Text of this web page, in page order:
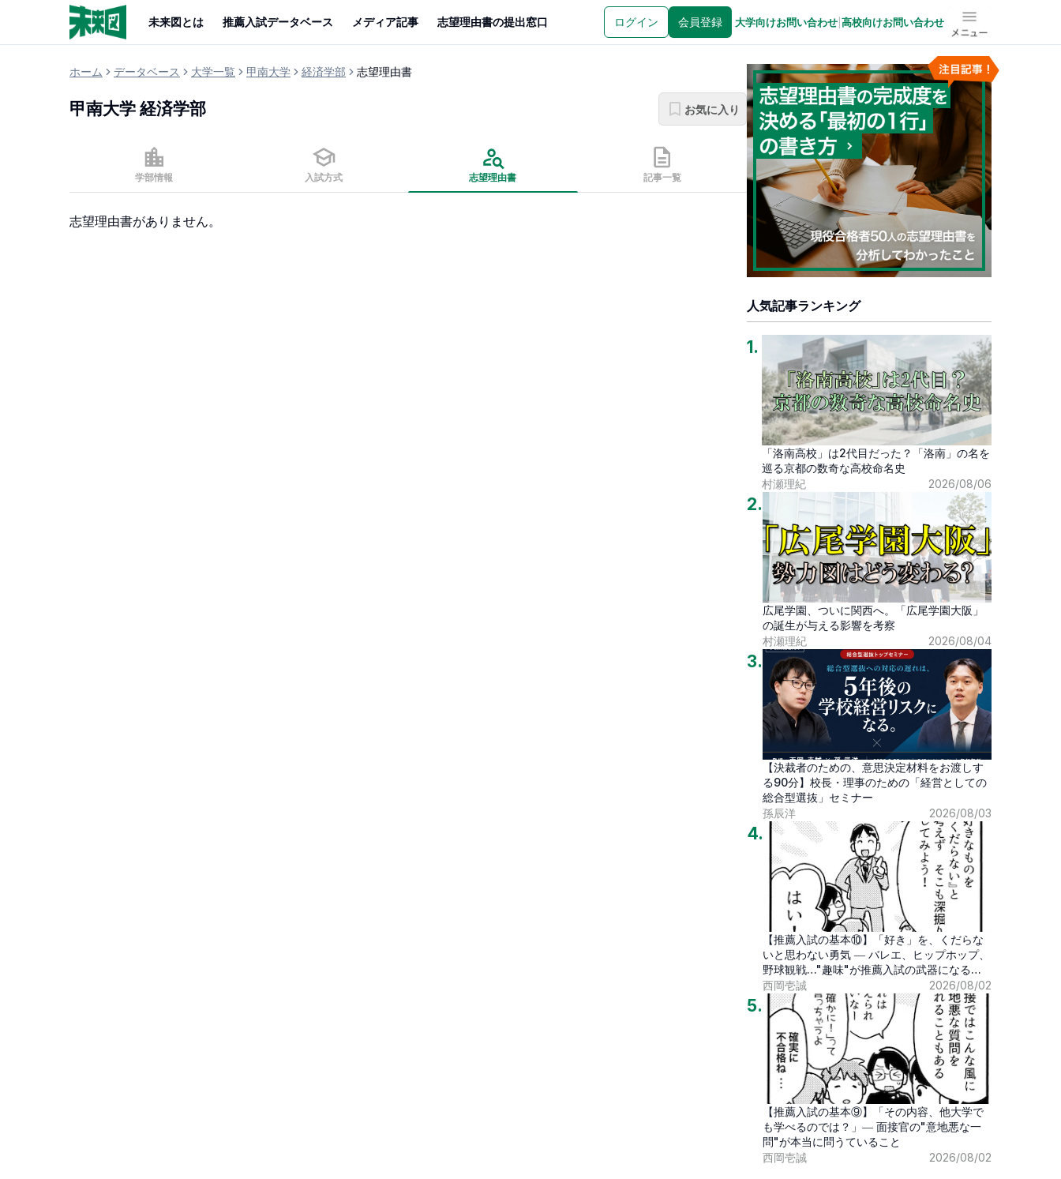
未来図とは 推薦入試データベース メディア記事 志望理由書の提出窓口 ログイン 会員登録 大学向けお問い合わせ 高校向けお問い合わせ メニュー
ホーム データベース 大学一覧 甲南大学 経済学部 志望理由書
甲南大学 経済学部 お気に入り
学部情報 入試方式 志望理由書 記事一覧
志望理由書がありません。
人気記事ランキング
1.
「洛南高校」は2代目だった？「洛南」の名を
巡る京都の数奇な高校命名史
村瀬理紀
2026/08/06
2.
広尾学園、ついに関西へ。「広尾学園大阪」
の誕生が与える影響を考察
村瀬理紀
2026/08/04
3.
【決裁者のための、意思決定材料をお渡しす
る90分】校長・理事のための「経営としての
総合型選抜」セミナー
孫辰洋
2026/08/03
4.
【推薦入試の基本⑩】「好き」を、くだらな
いと思わない勇気 ― バレエ、ヒップホップ、
野球観戦…"趣味"が推薦入試の武器になる時
代
西岡壱誠 2026/08/02
5.
【推薦入試の基本⑨】「その内容、他大学で
も学べるのでは？」― 面接官の"意地悪な一
問"が本当に問うていること
西岡壱誠
2026/08/02